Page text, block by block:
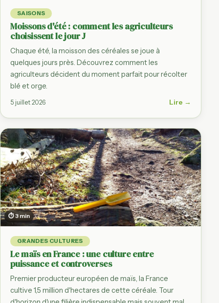
SAISONS
Moissons d'été : comment les agriculteurs
choisissent le jour J
Chaque été, la moisson des céréales se joue à
quelques jours près. Découvrez comment les
agriculteurs décident du moment parfait pour récolter
blé et orge.
5 juillet 2026 Lire →
⏱ 3 min
GRANDES CULTURES
Le maïs en France : une culture entre
puissance et controverses
Premier producteur européen de maïs, la France
cultive 1,5 million d'hectares de cette céréale. Tour